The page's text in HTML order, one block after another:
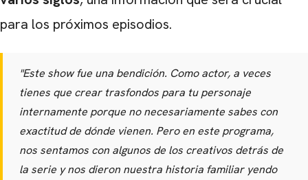
para los próximos episodios.
"Este show fue una bendición. Como actor, a veces
tienes que crear trasfondos para tu personaje
internamente porque no necesariamente sabes con
exactitud de dónde vienen. Pero en este programa,
nos sentamos con algunos de los creativos detrás de
la serie y nos dieron nuestra historia familiar yendo